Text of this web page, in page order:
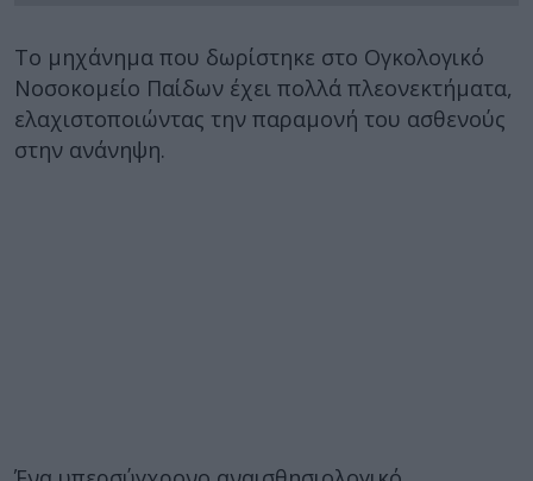
Το μηχάνημα που δωρίστηκε στο Ογκολογικό
Νοσοκομείο Παίδων έχει πολλά πλεονεκτήματα,
ελαχιστοποιώντας την παραμονή του ασθενούς
στην ανάνηψη.